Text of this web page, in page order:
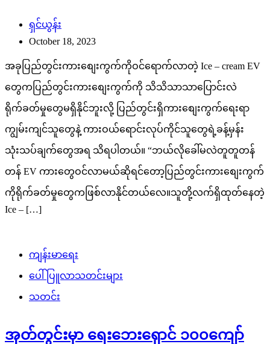
ရှင်ယွန်း
October 18, 2023
အခုပြည်တွင်းကားစျေးကွက်ကိုဝင်ရောက်လာတဲ့ Ice – cream EV
တွေကပြည်တွင်းကားစျေးကွက်ကို သိသိသာသာပြောင်းလဲ
ရိုက်ခတ်မှုတွေမရှိနိုင်ဘူးလို့ ပြည်တွင်းရှိကားစျေးကွက်ရေးရာ
ကျွမ်းကျင်သူတွေနဲ့ ကားဝယ်ရောင်းလုပ်ကိုင်သူတွေရဲ့ခန့်မှန်း
သုံးသပ်ချက်တွေအရ သိရပါတယ်။ “ဘယ်လိုခေါ်မလဲတူတူတန်
တန် EV ကားတွေဝင်လာမယ်ဆိုရင်တော့ပြည်တွင်းကားစျေးကွက်
ကိုရိုက်ခတ်မှုတွေကဖြစ်လာနိုင်တယ်လေ။သူတို့လက်ရှိထုတ်နေတဲ့
Ice – […]
ကျန်းမာရေး
ပေါ်ပြူလာသတင်းများ
သတင်း
အုတ်တွင်းမှာ ရေးဘေးရှောင် ၁၀၀ကျော်